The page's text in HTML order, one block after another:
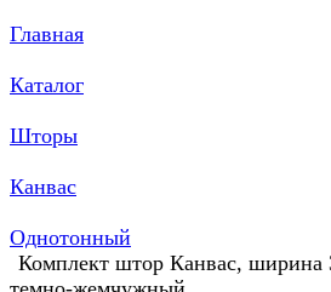
Главная
Каталог
Шторы
Канвас
Однотонный
Комплект штор Канвас, ширина